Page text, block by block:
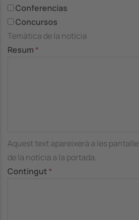
Conferencias
Concursos
Temàtica de la notícia
Resum
Aquest text apareixerà a les
de la notícia a la portada.
Contingut